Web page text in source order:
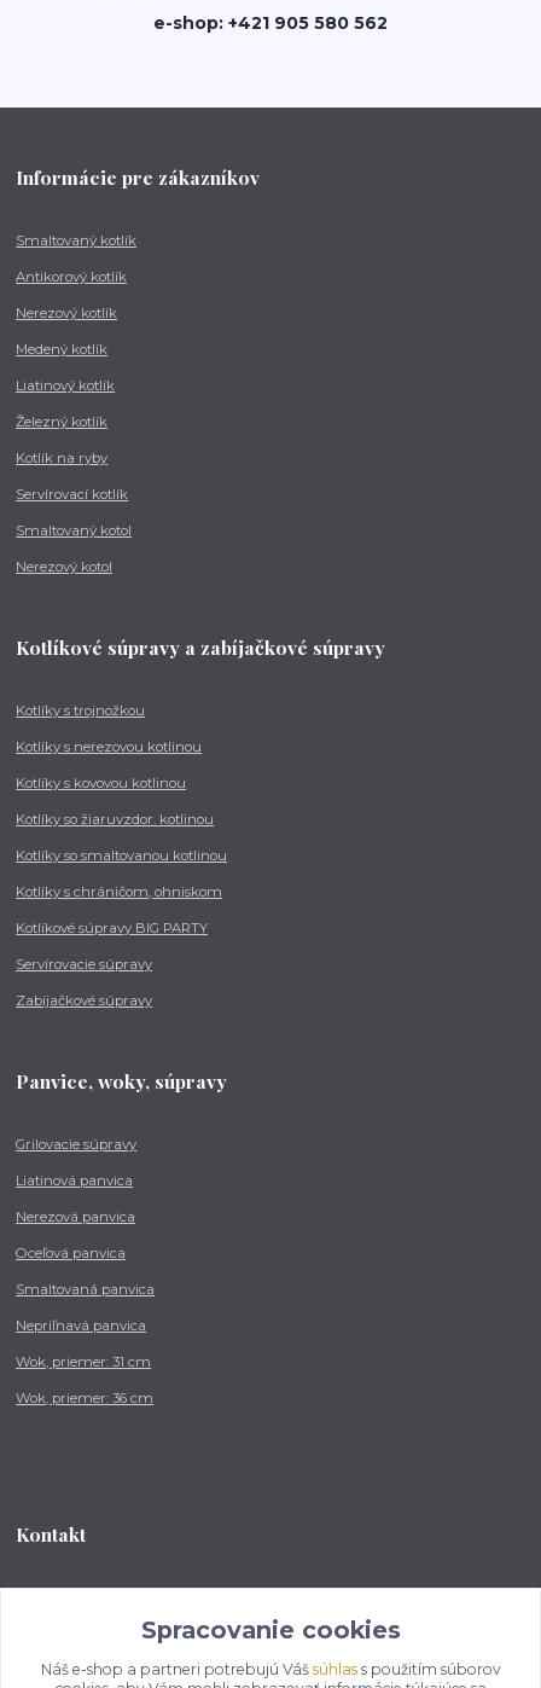
e-shop: +421 905 580 562
Informácie pre zákazníkov
Smaltovaný kotlík
Antikorový kotlík
Nerezový kotlík
Medený kotlík
Liatinový kotlík
Železný kotlík
Kotlík na ryby
Servírovací kotlík
Smaltovaný kotol
Nerezový kotol
Kotlíkové súpravy a zabíjačkové súpravy
Kotlíky s trojnožkou
Kotlíky s nerezovou kotlinou
Kotlíky s kovovou kotlinou
Kotlíky so žiaruvzdor. kotlinou
Kotlíky so smaltovanou kotlinou
Kotlíky s chráničom, ohniskom
Kotlíkové súpravy BIG PARTY
Servírovacie súpravy
Zabíjačkové súpravy
Panvice, woky, súpravy
Grilovacie súpravy
Liatinová panvica
Nerezová panvica
Oceľová panvica
Smaltovaná panvica
Nepriľnavá panvica
Wok, priemer: 31 cm
Wok, priemer: 36 cm
Kontakt
od 8:00 - do 16:00 hod
info@kotlikovesupravy.sk
Spracovanie cookies
Náš e-shop a partneri potrebujú Váš súhlass použitím súborov